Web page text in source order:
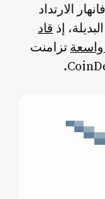
الارتداد
إذ قاد
تزامنت